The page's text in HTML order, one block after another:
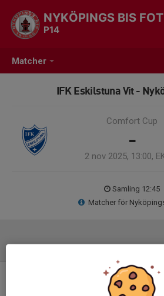
Matcher
NYKÖPINGS BIS
P14
IFK Eskilstuna Vit -
Comfort Cup
-
2 nov 2025, 13:00,
Samling 12:45
Matcher för
Laguppställning
Ingen uppställning